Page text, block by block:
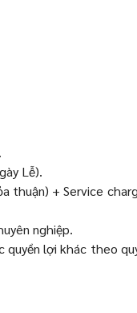
Lễ).
thuận) + Service
nghiệp.
lợi khác theo